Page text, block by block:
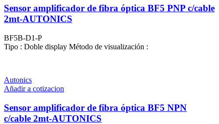
Sensor amplificador de fibra óptica BF5 PNP c/cable
2mt-AUTONICS
BF5B-D1-P
Tipo : Doble display Método de visualización :
Autonics
Añadir a cotizacion
Sensor amplificador de fibra óptica BF5 NPN
c/cable 2mt-AUTONICS